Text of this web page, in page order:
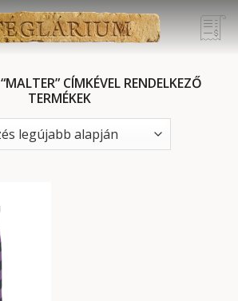
“MALTER” CÍMKÉVEL RENDELKEZŐ
TERMÉKEK